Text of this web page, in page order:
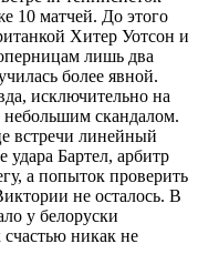
10 матчей. До этого
Хитер Уотсон и
лишь два
более явной.
исключительно на
небольшим скандалом.
встречи линейный
удара Бартел, арбитр
а попыток проверить
не осталось. В
у белоруски
никак не